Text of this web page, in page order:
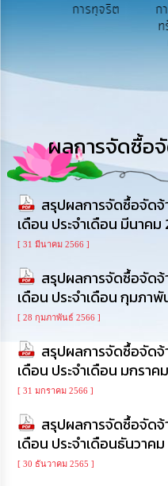
รู้
งาน
การ
ให้
บริการ
ใช้
จ่าย
งบ
ประมาณ
ปี
การ
และ
พัฒนา
ทรัพยากร
บุคคล
การทุจริต
ก
ผลการจัดซื้อ
สรุปผลการจัดซื้อจัด
เดือน ประจำเดือน มีนาคม
[ 31 มีนาคม 2566 ]
สรุปผลการจัดซื้อจัด
เดือน ประจำเดือน กุมภา
[ 28 กุมภาพันธ์ 2566 ]
สรุปผลการจัดซื้อจัด
เดือน ประจำเดือน มกราค
[ 31 มกราคม 2566 ]
สรุปผลการจัดซื้อจัด
เดือน ประจำเดือนธันวาค
[ 30 ธันวาคม 2565 ]